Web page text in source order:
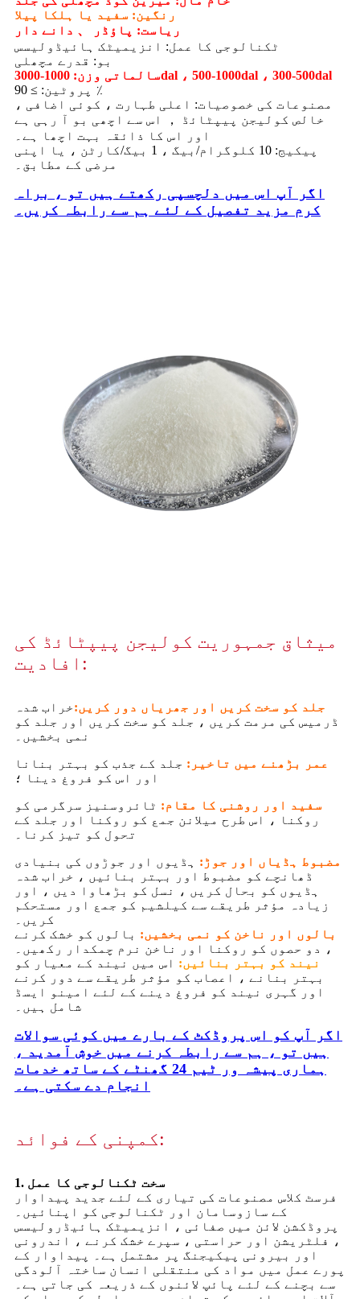
رنگین: سفید یا ہلکا پیلا
ریاست: پاؤڈر 、 دانے دار
ٹکنالوجی کا عمل: انزیمیٹک ہائیڈولیسس
بو: قدرے مچھلی
سالماتی وزن: 1000-3000dal ، 500-1000dal ، 300-500dal
پروٹین: ≥ 90 ٪
مصنوعات کی خصوصیات: اعلی طہارت ، کوئی اضافی ،
خالص کولیجن پیپٹائڈ ， اس سے اچھی بو آ رہی ہے
اور اس کا ذائقہ بہت اچھا ہے۔
پیکیج: 10 کلوگرام/بیگ ، 1 بیگ/کارٹن ، یا اپنی
مرضی کے مطابق۔
اگر آپ اس میں دلچسپی رکھتے ہیں تو ، براہ
کرم مزید تفصیل کے لئے ہم سے رابطہ کریں۔
میثاق جمہوریت کولیجن پیپٹائڈ کی
افادیت:
جلد کو سخت کریں اور جھریاں دور کریں:خراب شدہ
ڈرمیس کی مرمت کریں ، جلد کو سخت کریں اور جلد کو
نمی بخشیں۔
عمر بڑھنے میں تاخیر: جلد کے جذب کو بہتر بنانا
اور اس کو فروغ دینا ؛
سفید اور روشنی کا مقام: ٹائروسنیز سرگرمی کو
روکنا ، اس طرح میلانن جمع کو روکنا اور جلد کے
تحول کو تیز کرنا۔
مضبوط ہڈیاں اور جوڑ: ہڈیوں اور جوڑوں کی بنیادی
ڈھانچے کو مضبوط اور بہتر بنائیں ، خراب شدہ
ہڈیوں کو بحال کریں ، نسل کو بڑھاوا دیں ، اور
زیادہ مؤثر طریقے سے کیلشیم کو جمع اور مستحکم
کریں۔
بالوں اور ناخن کو نمی بخشیں: بالوں کو خشک کرنے
، دو حصوں کو روکنا اور ناخن نرم چمکدار رکھیں۔
نیند کو بہتر بنائیں: اس میں نیند کے معیار کو
بہتر بنانے ، اعصاب کو مؤثر طریقے سے دور کرنے
اور گہری نیند کو فروغ دینے کے لئے امینو ایسڈ
شامل ہیں۔
اگر آپ کو اس پروڈکٹ کے بارے میں کوئی سوالات
ہیں تو ، ہم سے رابطہ کرنے میں خوش آمدید ،
ہماری پیشہ ور ٹیم 24 گھنٹے کے ساتھ خدمات
انجام دے سکتی ہے۔
کمپنی کے فوائد:
1. سخت ٹکنالوجی کا عمل
فرسٹ کلاس مصنوعات کی تیاری کے لئے جدید پیداوار
کے سازوسامان اور ٹکنالوجی کو اپنائیں۔
پروڈکشن لائن میں صفائی ، انزیمیٹک ہائیڈرولیسس
، فلٹریشن اور حراستی ، سپرے خشک کرنے ، اندرونی
اور بیرونی پیکیجنگ پر مشتمل ہے۔ پیداوار کے
پورے عمل میں مواد کی منتقلی انسان ساختہ آلودگی
سے بچنے کے لئے پائپ لائنوں کے ذریعہ کی جاتی ہے۔